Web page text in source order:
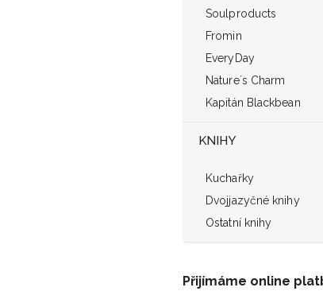
Soulproducts
Fromin
EveryDay
Nature´s Charm
Kapitán Blackbean
KNIHY
Kuchařky
Dvojjazyčné knihy
Ostatní knihy
Přijímáme online